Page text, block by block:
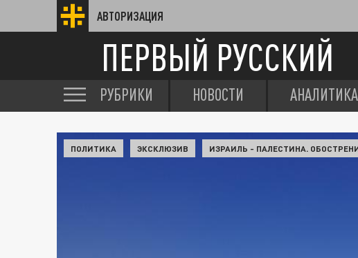
АВТОРИЗАЦИЯ
ПЕРВЫЙ РУССКИЙ
РУБРИКИ НОВОСТИ АНАЛИТИКА
ПОЛИТИКА ЭКСКЛЮЗИВ ИЗРАИЛЬ - ПАЛЕСТИНА.